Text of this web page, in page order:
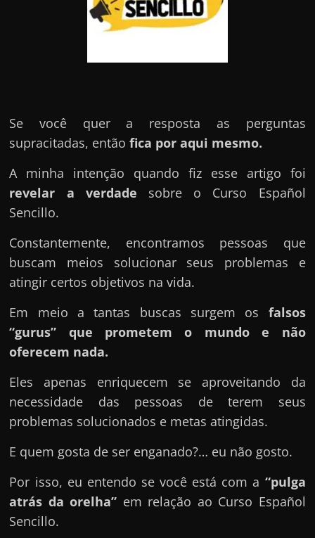
c
a
q
u
l
h
e
f
c
h
a
t
?
P
e
Se você quer a resposta as perguntas
supracitadas, então fica por aqui mesmo.
A minha intenção quando fiz esse artigo foi
revelar a verdade sobre o Curso Español
Sencillo.
Constantemente, encontramos pessoas que
buscam meios solucionar seus problemas e
atingir certos objetivos na vida.
Em meio a tantas buscas surgem os falsos
“gurus” que prometem o mundo e não
oferecem nada.
Eles apenas enriquecem se aproveitando da
necessidade das pessoas de terem seus
problemas solucionados e metas atingidas.
E quem gosta de ser enganado?… eu não gosto.
Por isso, eu entendo se você está com a “pulga
atrás da orelha” em relação ao Curso Español
Sencillo.